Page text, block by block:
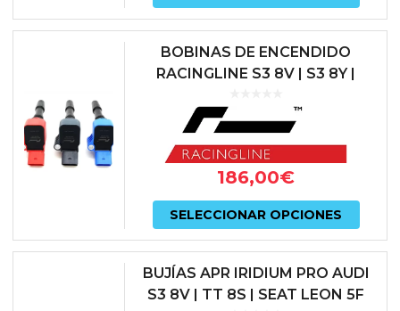
BOBINAS DE ENCENDIDO
RACINGLINE S3 8V | S3 8Y |
CUPRA
186,00€
SELECCIONAR OPCIONES
Este
tiene
BUJÍAS APR IRIDIUM PRO AUDI
S3 8V | TT 8S | SEAT LEON 5F